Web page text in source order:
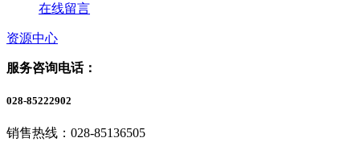
在线留言
资源中心
服务咨询电话：
028-85222902
销售热线：028-85136505